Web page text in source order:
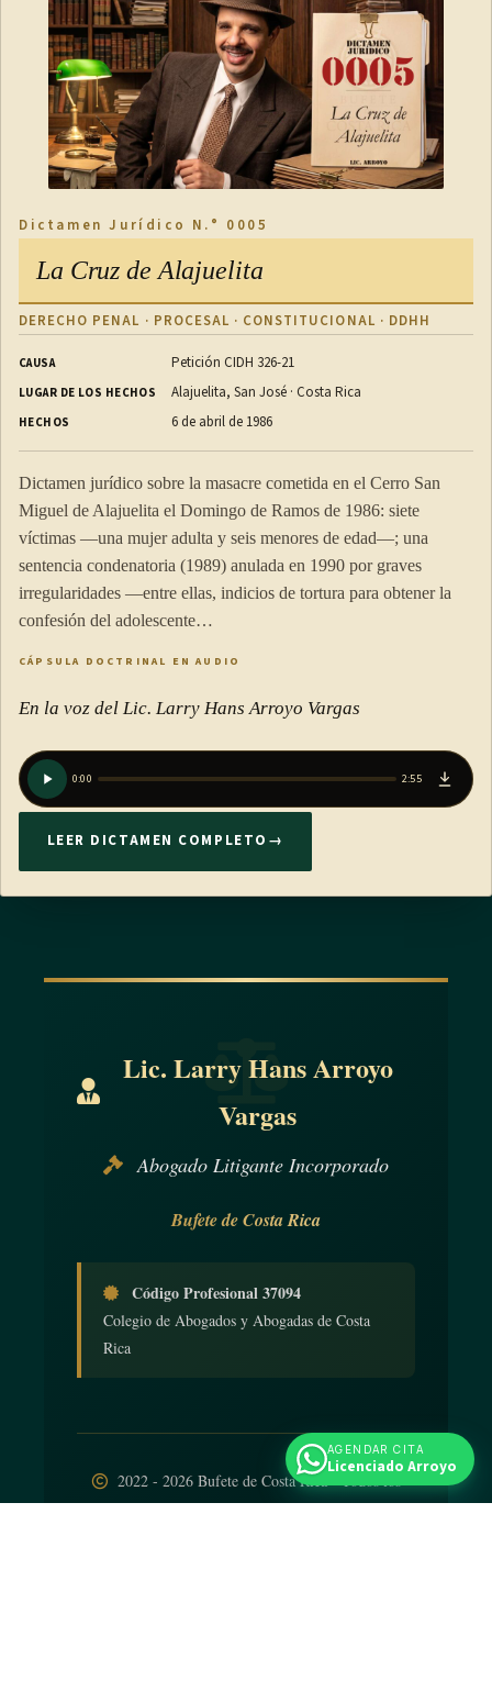
Dictamen Jurídico N.° 0005
La Cruz de Alajuelita
DERECHO PENAL · PROCESAL · CONSTITUCIONAL · DDHH
CAUSA Petición CIDH 326-21
LUGAR DE LOS HECHOS Alajuelita, San José · Costa Rica
HECHOS 6 de abril de 1986
Dictamen jurídico sobre la masacre cometida en el Cerro San
Miguel de Alajuelita el Domingo de Ramos de 1986: siete
víctimas —una mujer adulta y seis menores de edad—; una
sentencia condenatoria (1989) anulada en 1990 por graves
irregularidades —entre ellas, indicios de tortura para obtener la
confesión del adolescente…
CÁPSULA DOCTRINAL EN AUDIO
En la voz del Lic. Larry Hans Arroyo Vargas
0:00 2:55
LEER DICTAMEN COMPLETO →
Lic. Larry Hans Arroyo
Vargas
Abogado Litigante Incorporado
Bufete de Costa Rica
Código Profesional 37094
Colegio de Abogados y Abogadas de Costa
Rica
2022 - 2026 Bufete de Costa Rica - Todos los
derechos reservados
AGENDAR CITA
Licenciado Arroyo